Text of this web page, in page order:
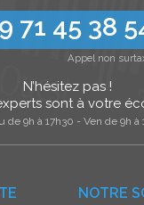
NOTRE
71 45 38
Appel non
N’hésitez pas !
sont à votre
de 9h à 17h30 - Ven de 9h à